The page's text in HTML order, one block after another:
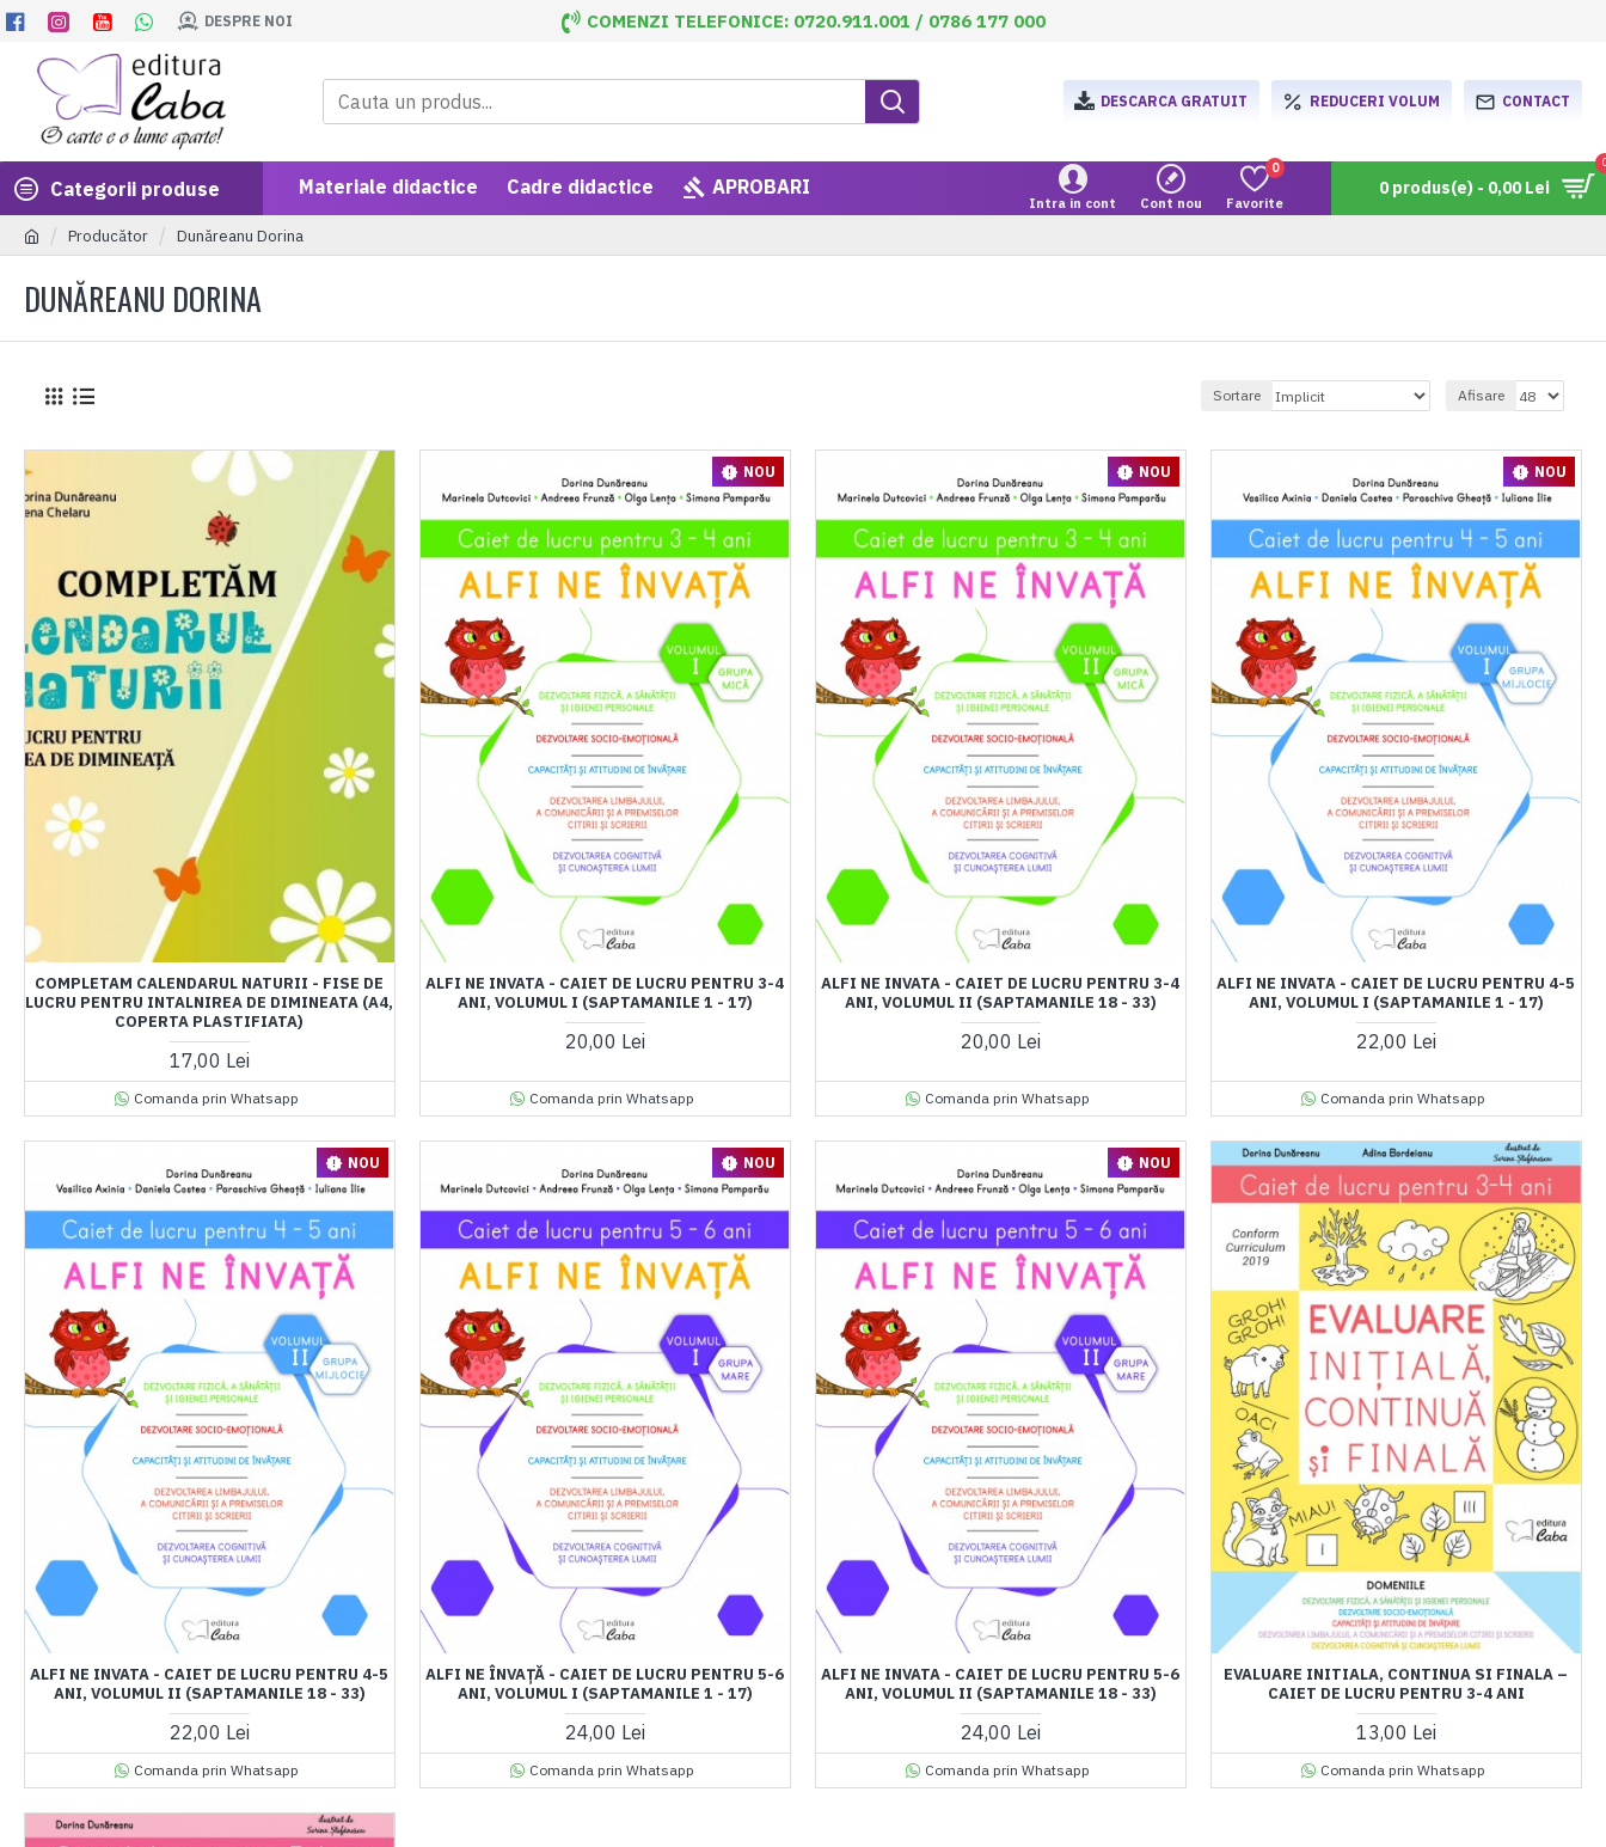
DESPRE NOI COMENZI TELEFONICE: 0720.911.001 / 0786 177 000
DESCARCA GRATUIT REDUCERI VOLUM CONTACT
Categorii produse Materiale didactice Cadre didactice APROBARI
Intra in cont Cont nou Favorite
0
0 produs(e) - 0,00 Lei
Producător Dunăreanu Dorina
DUNĂREANU DORINA
Sortare Afisare
COMPLETAM CALENDARUL NATURII - FISE DE
LUCRU PENTRU INTALNIREA DE DIMINEATA (A4,
COPERTA PLASTIFIATA)
17,00 Lei
Comanda prin Whatsapp
NOU
ALFI NE INVATA - CAIET DE LUCRU PENTRU 3-4
ANI, VOLUMUL I (SAPTAMANILE 1 - 17)
20,00 Lei
Comanda prin Whatsapp
NOU
ALFI NE INVATA - CAIET DE LUCRU PENTRU 3-4
ANI, VOLUMUL II (SAPTAMANILE 18 - 33)
20,00 Lei
Comanda prin Whatsapp
NOU
ALFI NE INVATA - CAIET DE LUCRU PENTRU 4-5
ANI, VOLUMUL I (SAPTAMANILE 1 - 17)
22,00 Lei
Comanda prin Whatsapp
NOU
ALFI NE INVATA - CAIET DE LUCRU PENTRU 4-5
ANI, VOLUMUL II (SAPTAMANILE 18 - 33)
22,00 Lei
Comanda prin Whatsapp
NOU
ALFI NE ÎNVAȚĂ - CAIET DE LUCRU PENTRU 5-6
ANI, VOLUMUL I (SAPTAMANILE 1 - 17)
24,00 Lei
Comanda prin Whatsapp
NOU
ALFI NE INVATA - CAIET DE LUCRU PENTRU 5-6
ANI, VOLUMUL II (SAPTAMANILE 18 - 33)
24,00 Lei
Comanda prin Whatsapp
EVALUARE INITIALA, CONTINUA SI FINALA –
CAIET DE LUCRU PENTRU 3-4 ANI
13,00 Lei
Comanda prin Whatsapp